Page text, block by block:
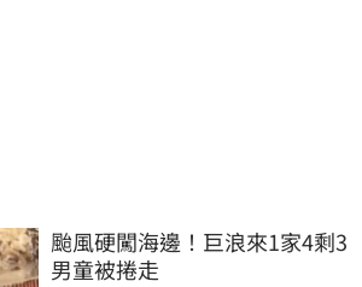
颱風硬闖海邊！巨浪來1家4剩3
男童被捲走